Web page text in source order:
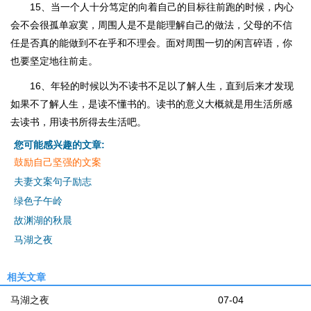
15、当一个人十分笃定的向着自己的目标往前跑的时候，内心
会不会很孤单寂寞，周围人是不是能理解自己的做法，父母的不信
任是否真的能做到不在乎和不理会。面对周围一切的闲言碎语，你
也要坚定地往前走。
16、年轻的时候以为不读书不足以了解人生，直到后来才发现
如果不了解人生，是读不懂书的。读书的意义大概就是用生活所感
去读书，用读书所得去生活吧。
您可能感兴趣的文章:
鼓励自己坚强的文案
夫妻文案句子励志
绿色子午岭
故渊湖的秋晨
马湖之夜
相关文章
07-04
马湖之夜